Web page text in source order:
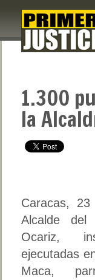
1.300
la
Caracas,
Alcalde del
Ocariz,
ejecutadas
Maca,